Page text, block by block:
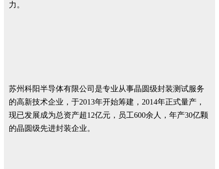
力。
苏州科阳半导体有限公司是专业从事晶圆级封装测试服务
的高新技术企业，于2013年开始筹建，2014年正式量产，
现已发展成为总资产超12亿元，员工600余人，年产30亿颗
的晶圆级先进封装企业。